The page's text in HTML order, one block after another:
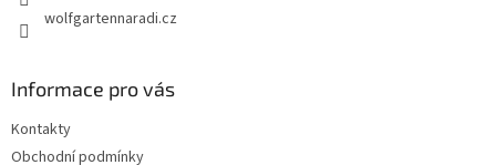
wolfgartennaradi.cz
Informace pro vás
Kontakty
Obchodní podmínky